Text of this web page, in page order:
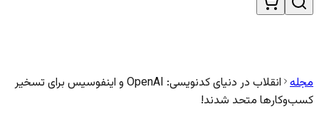
مجله
انقلاب در دنیای کدنویسی: OpenAI و اینفوسیس برای تسخیر
کسب‌وکارها متحد شدند!